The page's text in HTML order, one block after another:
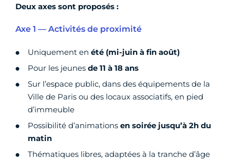
Deux axes sont proposés :
Axe 1 — Activités de proximité
Uniquement en été (mi-juin à fin août)
Pour les jeunes de 11 à 18 ans
Sur l’espace public, dans des équipements de la
Ville de Paris ou des locaux associatifs, en pied
d’immeuble
Possibilité d’animations en soirée jusqu’à 2h du
matin
Thématiques libres, adaptées à la tranche d’âge